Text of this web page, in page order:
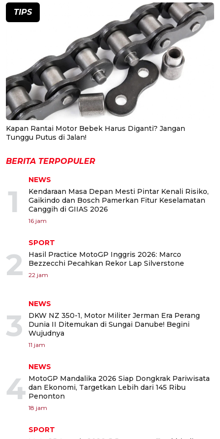
TIPS
Kapan Rantai Motor Bebek Harus Diganti? Jangan
Tunggu Putus di Jalan!
BERITA TERPOPULER
1
NEWS
Kendaraan Masa Depan Mesti Pintar Kenali Risiko,
Gaikindo dan Bosch Pamerkan Fitur Keselamatan
Canggih di GIIAS 2026
16 jam
2
SPORT
Hasil Practice MotoGP Inggris 2026: Marco
Bezzecchi Pecahkan Rekor Lap Silverstone
22 jam
3
NEWS
DKW NZ 350-1, Motor Militer Jerman Era Perang
Dunia II Ditemukan di Sungai Danube! Begini
Wujudnya
11 jam
4
NEWS
MotoGP Mandalika 2026 Siap Dongkrak Pariwisata
dan Ekonomi, Targetkan Lebih dari 145 Ribu
Penonton
18 jam
SPORT